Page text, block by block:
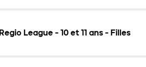
Regio League - 10 et 11 ans - Filles